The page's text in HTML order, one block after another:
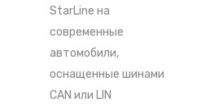
StarLine на
современные
автомобили,
оснащенные шинами
CAN или LIN